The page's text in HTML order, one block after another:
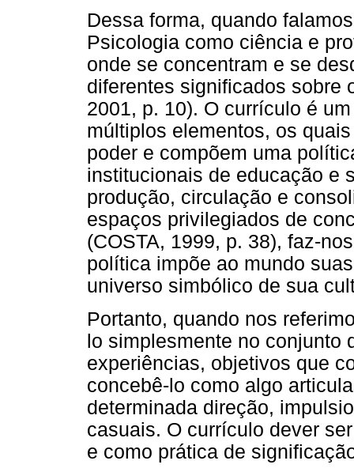
Dessa forma, quando
Psicologia como ciência e
onde se concentram e se
diferentes significados sobre
2001, p. 10). O currículo é
múltiplos elementos, os
poder e compõem uma
institucionais de educação e
produção, circulação e
espaços privilegiados de
(COSTA, 1999, p. 38), faz-
política impõe ao mundo
universo simbólico de sua
Portanto, quando nos
lo simplesmente no conjunto
experiências, objetivos que
concebê-lo como algo
determinada direção,
casuais. O currículo dever
e como prática de